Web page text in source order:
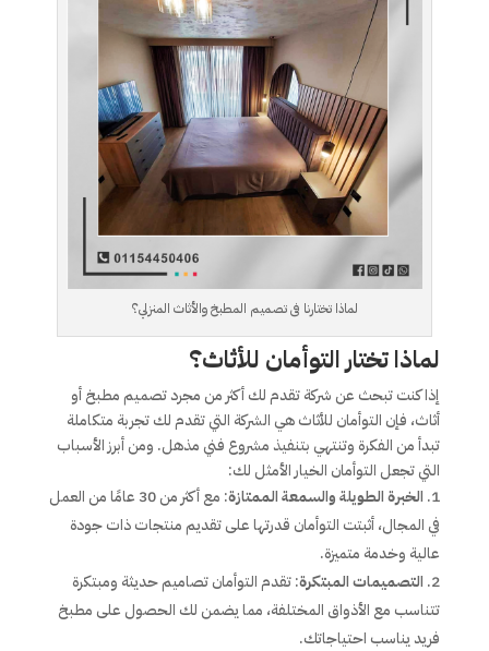
لماذا تختارنا فى تصميم المطبخ والأثاث المنزلي؟
لماذا تختار التوأمان للأثاث؟
إذا كنت تبحث عن شركة تقدم لك أكثر من مجرد تصميم مطبخ أو
أثاث، فإن التوأمان للأثاث هي الشركة التي تقدم لك تجربة متكاملة
تبدأ من الفكرة وتنتهي بتنفيذ مشروع فني مذهل. ومن أبرز الأسباب
التي تجعل التوأمان الخيار الأمثل لك:
الخبرة الطويلة والسمعة الممتازة
: مع أكثر من 30 عامًا من العمل
في المجال، أثبتت التوأمان قدرتها على تقديم منتجات ذات جودة
عالية وخدمة متميزة.
التصميمات المبتكرة: تقدم التوأمان تصاميم حديثة ومبتكرة
تتناسب مع الأذواق المختلفة، مما يضمن لك الحصول على مطبخ
فريد يناسب احتياجاتك.